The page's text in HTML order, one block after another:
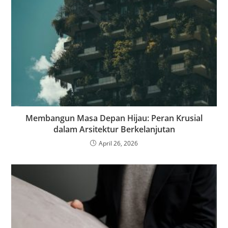
Membangun Masa Depan Hijau: Peran Krusial
dalam Arsitektur Berkelanjutan
April 26, 2026